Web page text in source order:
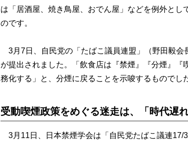
は「居酒屋、焼き鳥屋、おでん屋」などを例外とし
のです。
3月7日、自民党の「たばこ議員連盟」（野田毅会
が提出されました。「飲食店は『禁煙』『分煙』『
務化する」と、分煙に戻ることを示唆するものでし
受動喫煙政策をめぐる迷走は、「時代遅
3月11日、日本禁煙学会は「自民党たばこ議連17/